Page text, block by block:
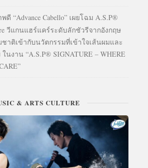
“Advance Cabello” เผยโฉม A.S.P®
วีแกนแฮร์แคร์ระดับลักชัวรีจากอังกฤษ
าติเข้ากับนวัตกรรมที่เข้าใจเส้นผมและ
นงาน “A.S.P® SIGNATURE – WHERE
& ARTS CULTURE